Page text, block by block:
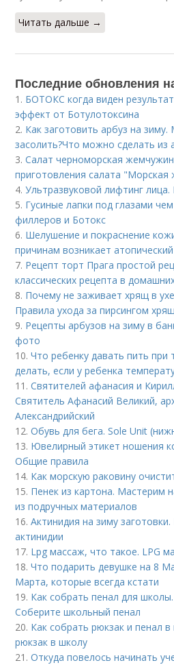
Читать дальше →
Последние обновления
1. БОТОКС когда виден
эффект от Ботулотоксина
2. Как заготовить арбуз на
засолить?Что можно сделать из
3.Салат черноморская
приготовления салата
4.Ультразвуковой лифтинг
5. Гусиные лапки под глазами
филлеров и Ботокс
6. Шелушение и покраснение
причинам возникает
7. Рецепт торт Прага простой
классических рецепта в
8. Почему не заживает хрящ в
Правила ухода за пирсингом
9. Рецепты арбузов на зиму в
фото
10.Что ребенку давать пить при
делать, если у ребенка
11.Святителей афанасия и
Святитель Афанасий Великий,
Александрийский
12.Обувь для бега. Sole Unit
13. Ювелирный этикет ношения
Общие правила
14. Как морскую раковину
15. Пенек из картона. Мастерим
из подручных материалов
16.Актинидия на зиму
актинидии
17. Lpg массаж, что такое. LPG
18.Что подарить девушке на 8
Марта, которые всегда кстати
19. Как собрать пенал для
Соберите школьный пенал
20. Как собрать рюкзак и пенал
рюкзак в школу
21.Откуда повелось начинать